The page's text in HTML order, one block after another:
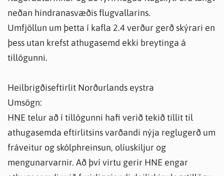
neðan hindranasvæðis flugvallarins.
Umfjöllun um þetta í kafla 2.4 verður gerð skýrari en
þess utan krefst athugasemd ekki breytinga á
tillögunni.
Heilbrigðiseftirlit Norðurlands eystra
Umsögn:
HNE telur að í tillögunni hafi verið tekið tillit til
athugasemda eftirlitsins varðandi nýja reglugerð um
fráveitur og skólphreinsun, olíuskiljur og
mengunarvarnir. Að því virtu gerir HNE engar